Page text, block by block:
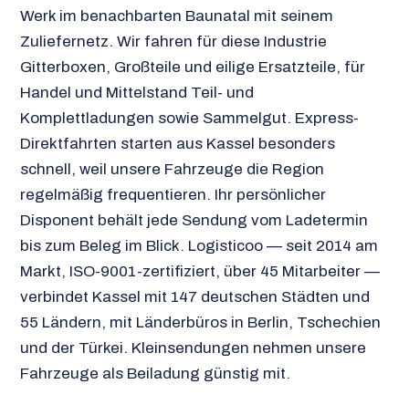
Werk im benachbarten Baunatal mit seinem
Zuliefernetz. Wir fahren für diese Industrie
Gitterboxen, Großteile und eilige Ersatzteile, für
Handel und Mittelstand Teil- und
Komplettladungen sowie Sammelgut. Express-
Direktfahrten starten aus Kassel besonders
schnell, weil unsere Fahrzeuge die Region
regelmäßig frequentieren. Ihr persönlicher
Disponent behält jede Sendung vom Ladetermin
bis zum Beleg im Blick. Logisticoo — seit 2014 am
Markt, ISO-9001-zertifiziert, über 45 Mitarbeiter —
verbindet Kassel mit 147 deutschen Städten und
55 Ländern, mit Länderbüros in Berlin, Tschechien
und der Türkei. Kleinsendungen nehmen unsere
Fahrzeuge als Beiladung günstig mit.